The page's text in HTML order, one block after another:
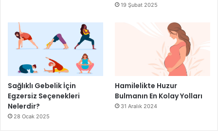
19 Şubat 2025
Sağlıklı Gebelik İçin
Egzersiz Seçenekleri
Nelerdir?
28 Ocak 2025
Hamilelikte Huzur
Bulmanın En Kolay Yolları
31 Aralık 2024